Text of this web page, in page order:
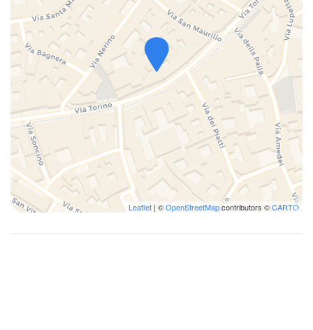
Leaflet | ©OpenStreetMapcontributors ©CARTO